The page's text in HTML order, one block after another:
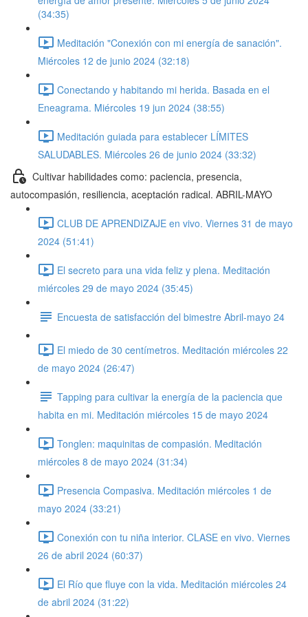
(34:35)
Meditación "Conexión con mi energía de sanación".
Miércoles 12 de junio 2024 (32:18)
Conectando y habitando mi herida. Basada en el
Eneagrama. Miércoles 19 jun 2024 (38:55)
Meditación guiada para establecer LÍMITES
SALUDABLES. Miércoles 26 de junio 2024 (33:32)
Cultivar habilidades como: paciencia, presencia,
autocompasión, resiliencia, aceptación radical. ABRIL-MAYO
CLUB DE APRENDIZAJE en vivo. Viernes 31 de mayo
2024 (51:41)
El secreto para una vida feliz y plena. Meditación
miércoles 29 de mayo 2024 (35:45)
Encuesta de satisfacción del bimestre Abril-mayo 24
El miedo de 30 centímetros. Meditación miércoles 22
de mayo 2024 (26:47)
Tapping para cultivar la energía de la paciencia que
habita en mi. Meditación miércoles 15 de mayo 2024
Tonglen: maquinitas de compasión. Meditación
miércoles 8 de mayo 2024 (31:34)
Presencia Compasiva. Meditación miércoles 1 de
mayo 2024 (33:21)
Conexión con tu niña interior. CLASE en vivo. Viernes
26 de abril 2024 (60:37)
El Río que fluye con la vida. Meditación miércoles 24
de abril 2024 (31:22)